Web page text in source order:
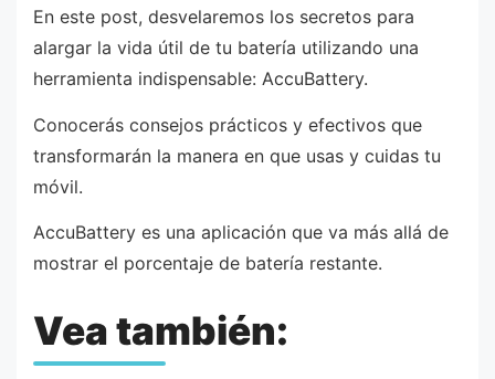
En este post, desvelaremos los secretos para
alargar la vida útil de tu batería utilizando una
herramienta indispensable: AccuBattery.
Conocerás consejos prácticos y efectivos que
transformarán la manera en que usas y cuidas tu
móvil.
AccuBattery es una aplicación que va más allá de
mostrar el porcentaje de batería restante.
Vea también: